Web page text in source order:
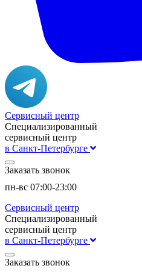
Сервисный центр
Специализированный
сервисный центр
в Санкт-Петербурге
Заказать звонок
пн-вс 07:00-23:00
Сервисный центр
Специализированный
сервисный центр
в Санкт-Петербурге
Заказать звонок